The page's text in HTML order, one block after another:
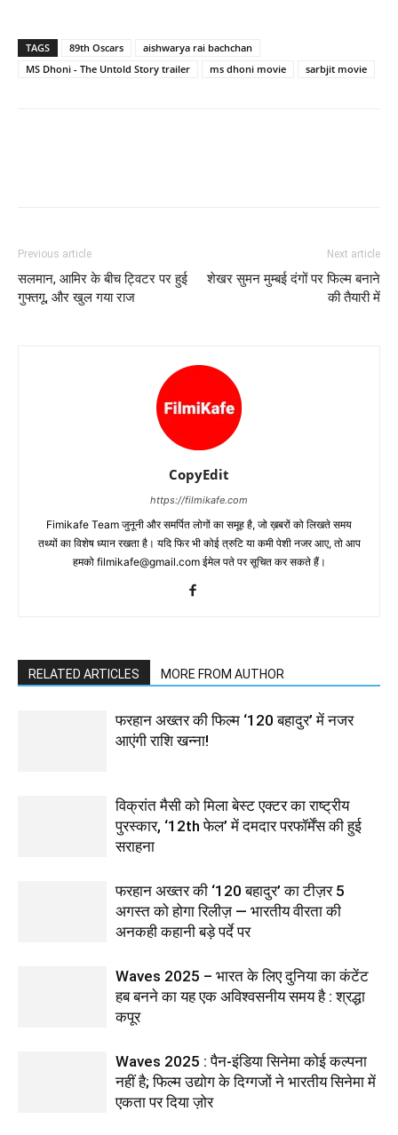
TAGS 89th Oscars
aishwarya rai bachchan
MS Dhoni - The Untold Story trailer
ms dhoni movie sarbjit movie
Previous article
सलमान, आमिर के बीच ट्विटर पर हुई
गुफ्तगू, और खुल गया राज
Next article
शेखर सुमन मुम्‍बई दंगों पर फिल्‍म बनाने
की तैयारी में
CopyEdit
https://filmikafe.com
Fimikafe Team जुनूनी और समर्पित लोगों का समूह है, जो ख़बरों को लिखते समय
तथ्‍यों का विशेष ध्‍यान रखता है। यदि फिर भी कोई त्रुटि या कमी पेशी नजर आए, तो आप
हमको filmikafe@gmail.com ईमेल पते पर सूचित कर सकते हैं।
RELATED ARTICLES MORE FROM AUTHOR
फरहान अख्तर की फिल्म ‘120 बहादुर’ में नजर
आएंगी राशि खन्ना!
विक्रांत मैसी को मिला बेस्ट एक्टर का राष्ट्रीय
पुरस्कार, ‘12th फेल’ में दमदार परफॉर्मेंस की हुई
सराहना
फरहान अख्तर की ‘120 बहादुर’ का टीज़र 5
अगस्त को होगा रिलीज़ — भारतीय वीरता की
अनकही कहानी बड़े पर्दे पर
Waves 2025 – भारत के लिए दुनिया का कंटेंट
हब बनने का यह एक अविश्वसनीय समय है : श्रद्धा
कपूर
Waves 2025 : पैन-इंडिया सिनेमा कोई कल्पना
नहीं है; फिल्म उद्योग के दिग्गजों ने भारतीय सिनेमा में
एकता पर दिया ज़ोर